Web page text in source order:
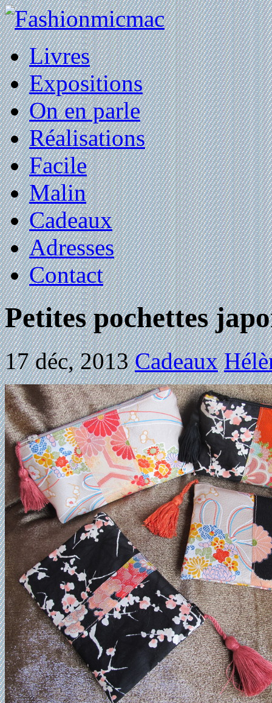
Livres
Expositions
On en parle
Réalisations
Facile
Malin
Cadeaux
Adresses
Contact
Petites pochettes
17 déc, 2013 Cadeaux